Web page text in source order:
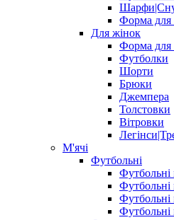
Форма для
Для жінок
Форма для
Футболки
Шорти
Брюки
Джемпера
Толстовки
Вітровки
М'ячі
Футбольні
Футбольні
Футбольні
Футбольні
Футбольні